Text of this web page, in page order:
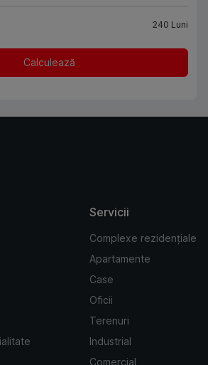
240 Luni
Calculează
Servicii
Complexe rezidențiale
Apartamente
Case
Oficii
Terenuri
Industrial
Comercial